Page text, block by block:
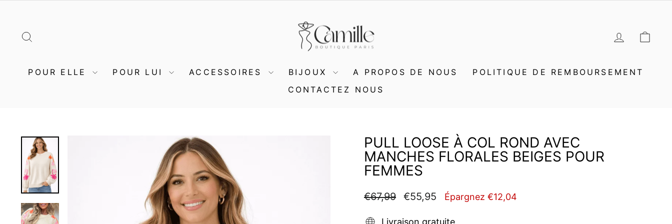
SE
POUR ELLE POUR LUI ACCESSOIRES BIJOUX A PROPOS DE NOUS
POLITIQUE DE REMBOURSEMENT
CONTACTEZ NOUS
PULL LOOSE À COL ROND AVEC
MANCHES FLORALES BEIGES POUR
FEMMES
Prix
€67,99
Prix
€55,95 Épargnez €12,04
Livraison gratuite